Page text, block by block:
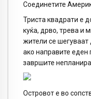
Соединетите
Триста квадрати е
куќа, дрво, трева и
жители се шегуваат
ако направите еден
завршите
Островот е во